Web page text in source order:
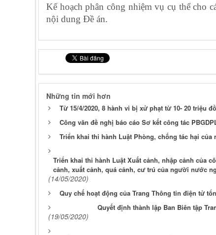
Kế hoạch phân công nhiệm vụ cụ thể cho
nội dung Đề án.
Những tin mới hơn
Từ 15/4/2020, 8 hành vi bị xử phạt từ 10- 20 triệu
Công văn đề nghị báo cáo Sơ kết công tác
Triển khai thi hành Luật Phòng, chống tác hại của
Triển khai thi hành Luật Xuất cảnh, nhập cảnh của
cảnh, xuất cảnh, quá cảnh, cư trú của người nước
(14/05/2020)
Quy chế hoạt động của Trang Thông tin điện tử
Quyết định thành lập Ban Biên tập
(19/05/2020)